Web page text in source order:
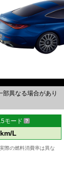
異なる場合があり
モード
L
際の燃料消費率は異な